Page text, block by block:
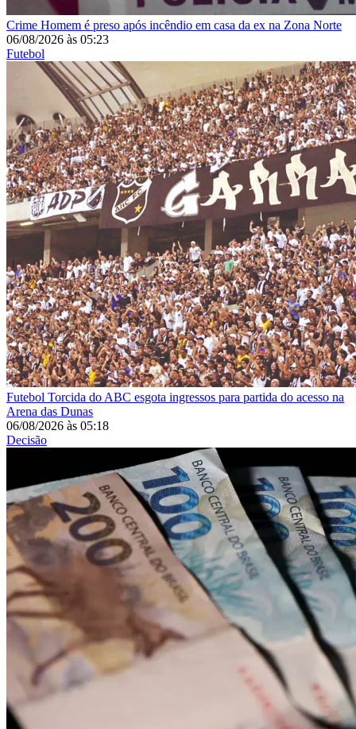
Crime Homem é preso após incêndio em casa da ex na Zona Norte
06/08/2026 às 05:23
Futebol
Futebol Torcida do ABC esgota ingressos para partida do acesso na
Arena das Dunas
06/08/2026 às 05:18
Decisão